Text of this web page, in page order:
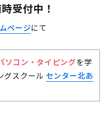
受付中！
ページにて
ソコン・タイピングを学
グスクール センター北あ